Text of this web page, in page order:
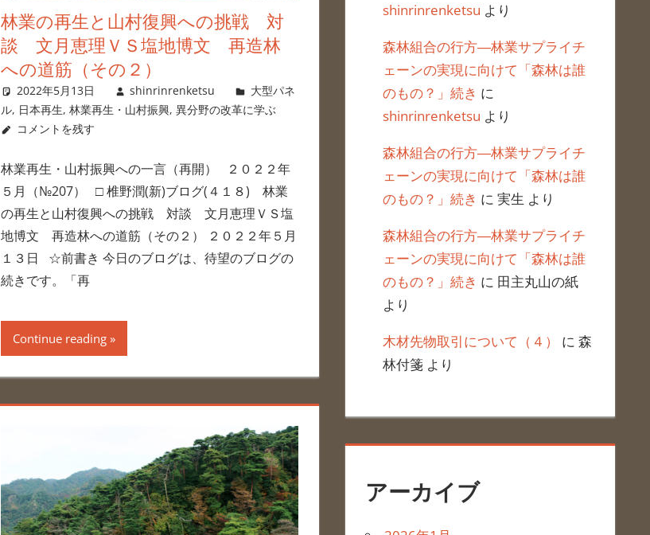
林業の再生と山村復興への挑戦 対
談 文月恵理ＶＳ塩地博文 再造林
への道筋（その２）
2022年5月13日 shinrinrenketsu
大型パネ
ル, 日本再生, 林業再生・山村振興, 異分野の改革に学ぶ
コメントを残す
林業再生・山村振興への一言（再開） ２０２２年
５月（№207） □ 椎野潤(新)ブログ(４１８) 林業
の再生と山村復興への挑戦 対談 文月恵理ＶＳ塩
地博文 再造林への道筋（その２） ２０２２年５月
１３日 ☆前書き 今日のブログは、待望のブログの
続きです。「再
Continue reading
shinrinrenketsu より
森林組合の行方―林業サプライチ
ェーンの実現に向けて「森林は誰
のもの？」続き に
shinrinrenketsu より
森林組合の行方―林業サプライチ
ェーンの実現に向けて「森林は誰
のもの？」続き に 実生 より
森林組合の行方―林業サプライチ
ェーンの実現に向けて「森林は誰
のもの？」続き に 田主丸山の紙
より
木材先物取引について（４）
に 森
林付箋より
アーカイブ